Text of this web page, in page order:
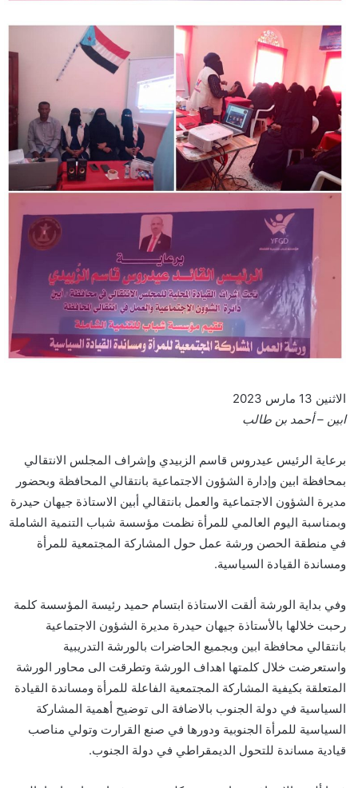
الاثنين 13 مارس 2023
ابين – أحمد بن طالب
برعاية الرئيس عيدروس قاسم الزبيدي وإشراف المجلس الانتقالي
بمحافظة ابين وإدارة الشؤون الاجتماعية بانتقالي المحافظة وبحضور
مديرة الشؤون الاجتماعية والعمل بانتقالي أبين الاستاذة جيهان حيدرة
وبمناسبة اليوم العالمي للمرأة نظمت مؤسسة شباب التنمية الشاملة
في منطقة الحصن ورشة عمل حول المشاركة المجتمعية للمرأة
ومساندة القيادة السياسية.
وفي بداية الورشة ألقت الاستاذة ابتسام حميد رئيسة المؤسسة كلمة
رحبت خلالها بالأستاذة جيهان حيدرة مديرة الشؤون الاجتماعية
بانتقالي محافظة ابين وبجميع الحاضرات بالورشة التدريبية
واستعرضت خلال كلمتها اهداف الورشة وتطرقت الى محاور الورشة
المتعلقة بكيفية المشاركة المجتمعية الفاعلة للمرأة ومساندة القيادة
السياسية في دولة الجنوب بالاضافة الى توضيح أهمية المشاركة
السياسية للمرأة الجنوبية ودورها في صنع القرارت وتولي مناصب
قيادية مساندة للتحول الديمقراطي في دولة الجنوب.